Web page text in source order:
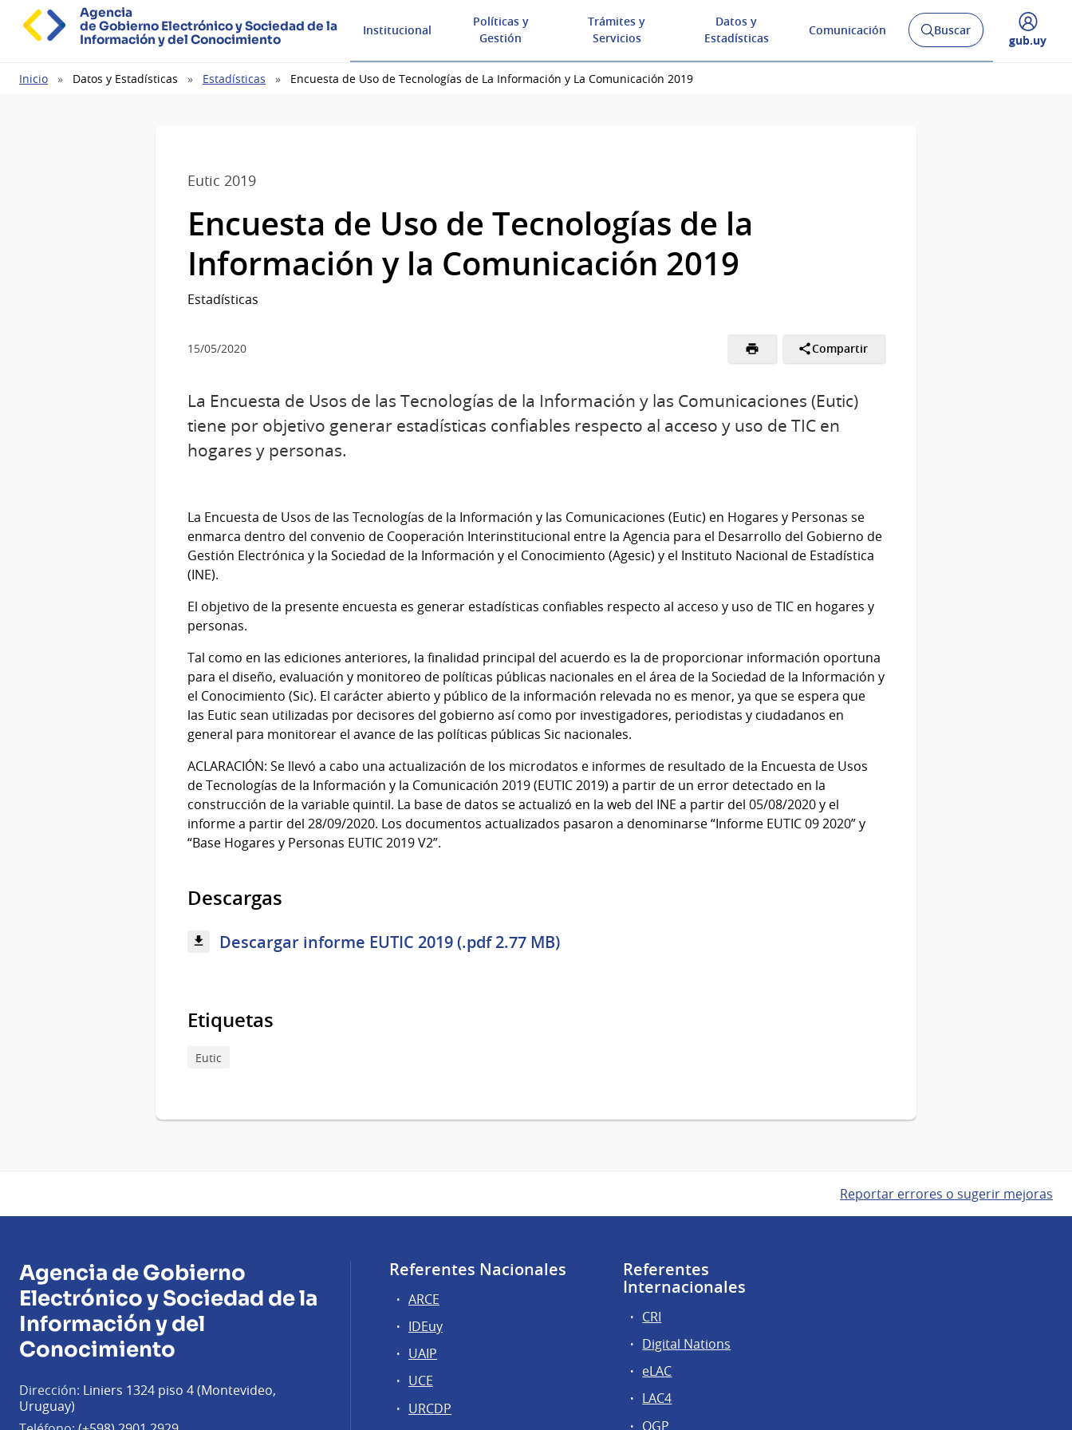
Agencia
de Gobierno Electrónico y Sociedad de la
Información y del Conocimiento
Institucional
Políticas y
Gestión
Trámites y
Servicios
Datos y
Estadísticas
Comunicación
AbrirBuscar
Desplegar
gub.uy
Ruta
Inicio Datos y Estadísticas Estadísticas Encuesta de Uso de Tecnologías de La Información y La Comunicación 2019
Eutic 2019
Encuesta de Uso de Tecnologías de la
Información y la Comunicación 2019
Estadísticas
15/05/2020 Compartir
La Encuesta de Usos de las Tecnologías de la Información y las Comunicaciones (Eutic)
tiene por objetivo generar estadísticas confiables respecto al acceso y uso de TIC en
hogares y personas.
La Encuesta de Usos de las Tecnologías de la Información y las Comunicaciones (Eutic) en Hogares y Personas se
enmarca dentro del convenio de Cooperación Interinstitucional entre la Agencia para el Desarrollo del Gobierno de
Gestión Electrónica y la Sociedad de la Información y el Conocimiento (Agesic) y el Instituto Nacional de Estadística
(INE).
El objetivo de la presente encuesta es generar estadísticas confiables respecto al acceso y uso de TIC en hogares y
personas.
Tal como en las ediciones anteriores, la finalidad principal del acuerdo es la de proporcionar información oportuna
para el diseño, evaluación y monitoreo de políticas públicas nacionales en el área de la Sociedad de la Información y
el Conocimiento (Sic). El carácter abierto y público de la información relevada no es menor, ya que se espera que
las Eutic sean utilizadas por decisores del gobierno así como por investigadores, periodistas y ciudadanos en
general para monitorear el avance de las políticas públicas Sic nacionales.
ACLARACIÓN: Se llevó a cabo una actualización de los microdatos e informes de resultado de la Encuesta de Usos
de Tecnologías de la Información y la Comunicación 2019 (EUTIC 2019) a partir de un error detectado en la
construcción de la variable quintil. La base de datos se actualizó en la web del INE a partir del 05/08/2020 y el
informe a partir del 28/09/2020. Los documentos actualizados pasaron a denominarse “Informe EUTIC 09 2020” y
“Base Hogares y Personas EUTIC 2019 V2”.
Descargas
Descargar informe EUTIC 2019 (.pdf 2.77 MB)
Etiquetas
Eutic
Reportar errores o sugerir mejoras
Agencia de Gobierno
Electrónico y Sociedad de la
Información y del
Conocimiento
Dirección: Liniers 1324 piso 4 (Montevideo,
Uruguay)
Referentes Nacionales
ARCE
IDEuy
UAIP
UCE
URCDP
Referentes
Internacionales
CRI
Digital Nations
eLAC
LAC4
OGP